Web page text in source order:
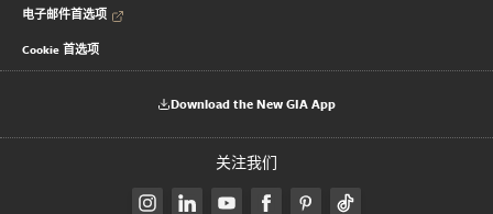
电子邮件首选项
Cookie 首选项
Download the New GIA App
关注我们